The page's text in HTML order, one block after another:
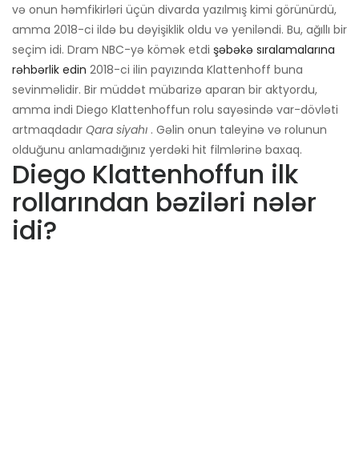
və onun həmfikirləri üçün divarda yazılmış kimi görünürdü,
amma 2018-ci ildə bu dəyişiklik oldu və yeniləndi. Bu, ağıllı bir
seçim idi. Dram NBC-yə kömək etdi şəbəkə sıralamalarına
rəhbərlik edin 2018-ci ilin payızında Klattenhoff buna
sevinməlidir. Bir müddət mübarizə aparan bir aktyordu,
amma indi Diego Klattenhoffun rolu sayəsində var-dövləti
artmaqdadır Qara siyahı . Gəlin onun taleyinə və rolunun
olduğunu anlamadığınız yerdəki hit filmlərinə baxaq.
Diego Klattenhoffun ilk
rollarından bəziləri nələr
idi?